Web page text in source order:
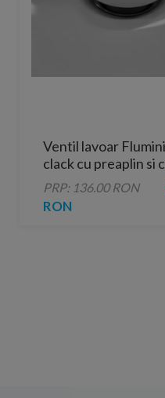
Ventil lavoar
clack cu preaplin si
ceramic alb lucios
PRP: 136.00 RON
RON